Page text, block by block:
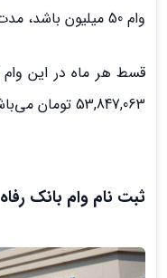
وام 50 میلیون باشد، مدت بازپرداخت آن 36 ماهه خواهد شد.
53,847,063 تومان می‌باشد.
ثبت نام وام بانک رفاه